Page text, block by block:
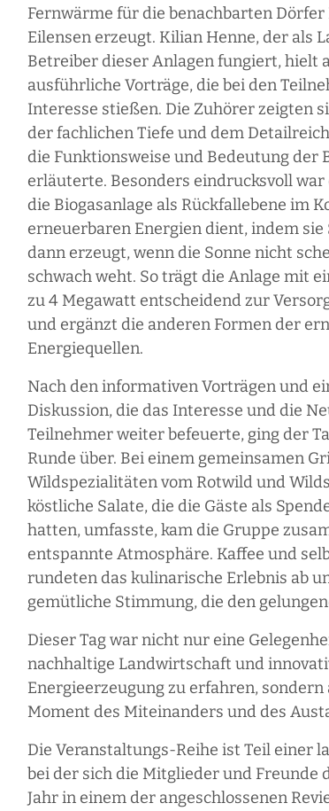
Fernwärme für die benachbarten
Eilensen erzeugt. Kilian Henne, der als
Betreiber dieser Anlagen fungiert, hielt
ausführliche Vorträge, die bei den
Interesse stießen. Die Zuhörer zeigten
der fachlichen Tiefe und dem
die Funktionsweise und Bedeutung der
erläuterte. Besonders eindrucksvoll war
die Biogasanlage als Rückfallebene im
erneuerbaren Energien dient, indem
dann erzeugt, wenn die Sonne nicht
schwach weht. So trägt die Anlage mit
zu 4 Megawatt entscheidend zur
und ergänzt die anderen Formen der
Energiequellen.
Nach den informativen Vorträgen und
Diskussion, die das Interesse und die
Teilnehmer weiter befeuerte, ging der
Runde über. Bei einem gemeinsamen
Wildspezialitäten vom Rotwild und
köstliche Salate, die die Gäste als
hatten, umfasste, kam die Gruppe
entspannte Atmosphäre. Kaffee und
rundeten das kulinarische Erlebnis ab
gemütliche Stimmung, die den
Dieser Tag war nicht nur eine
nachhaltige Landwirtschaft und
Energieerzeugung zu erfahren,
Moment des Miteinanders und des
Die Veranstaltungs-Reihe ist Teil einer
bei der sich die Mitglieder und Freunde
Jahr in einem der angeschlossenen